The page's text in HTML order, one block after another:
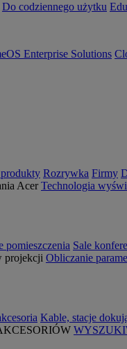
Do codziennego użytku
Enterprise Solutions
Rozrywka Firmy
Technologia
pomieszczenia Sale
Obliczanie
Kable, stacje